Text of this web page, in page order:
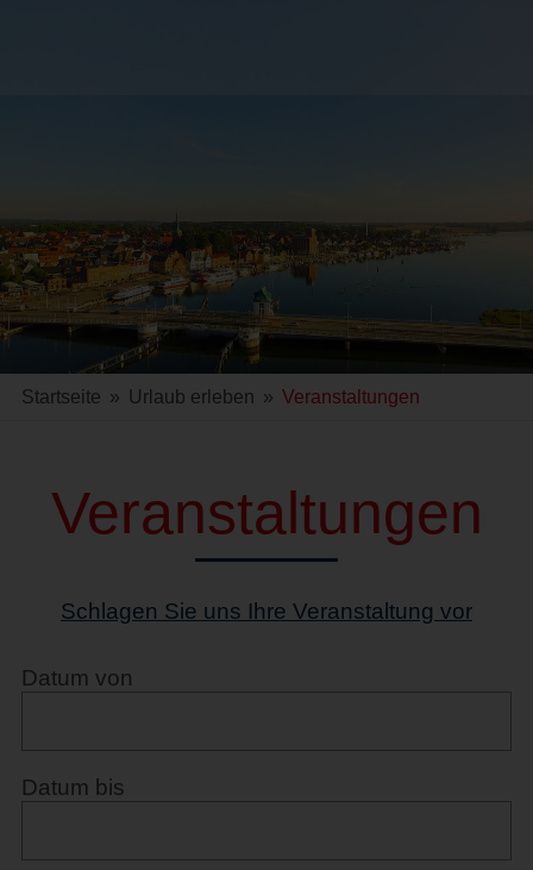
Startseite » Urlaub erleben » Veranstaltungen
Veranstaltungen
Schlagen Sie uns Ihre Veranstaltung vor
Datum von
Datum bis